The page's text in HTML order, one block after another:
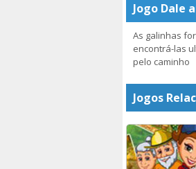
Jogo Dale
As galinhas
encontrá-las
pelo caminho
Jogos